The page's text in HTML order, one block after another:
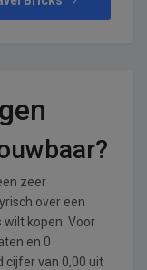
zeer
over een
wilt kopen. Voor
en 0
cijfer van 0,00 uit